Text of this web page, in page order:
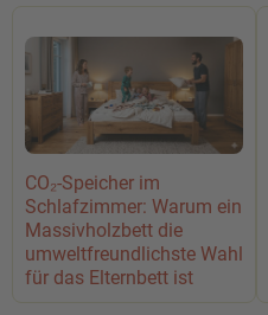
CO₂-Speicher im
Schlafzimmer: Warum ein
Massivholzbett die
umweltfreundlichste Wahl
für das Elternbett ist